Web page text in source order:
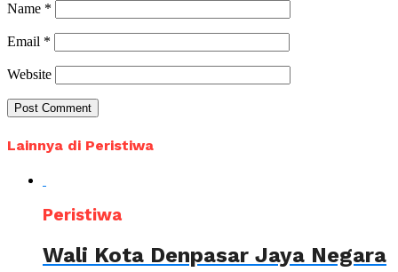
Name *
Email *
Website
Lainnya di Peristiwa
Peristiwa
Wali Kota Denpasar Jaya Negara